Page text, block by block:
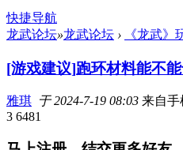
快捷导航
龙武论坛»龙武论坛 › 《龙武》
[游戏建议]跑环材料能不能
雅琪 于 2024-7-19 08:03 来自手
3 6481